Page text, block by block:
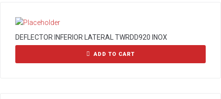
DEFLECTOR INFERIOR LATERAL TWRDD920 INOX
ADD TO CART